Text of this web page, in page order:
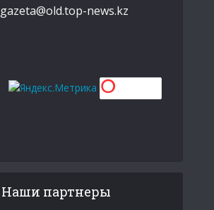
gazeta@old.top-news.kz
Наши партнеры